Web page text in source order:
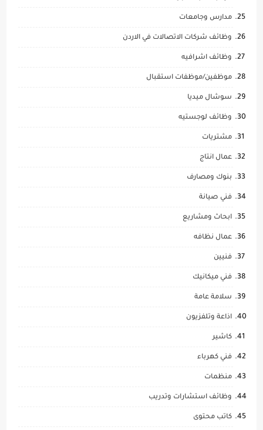
مدارس وجامعات
وظائف شركات الاتصالات في الاردن
وظائف اشرافيه
موظفين/موظفات استقبال
سوشال ميديا
وظائف لوجستيه
مشتريات
عمال انتاج
بنوك ومصارف
فني صيانة
ابحاث ومشاريع
عمال نظافه
فنيين
فني ميكانيك
سلامة عامة
اذاعة وتلفزيون
كاشير
فني كهرباء
منظمات
وظائف استشارات وتدريب
كاتب محتوى